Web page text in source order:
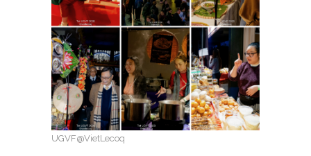
UGVF@VietLecoq